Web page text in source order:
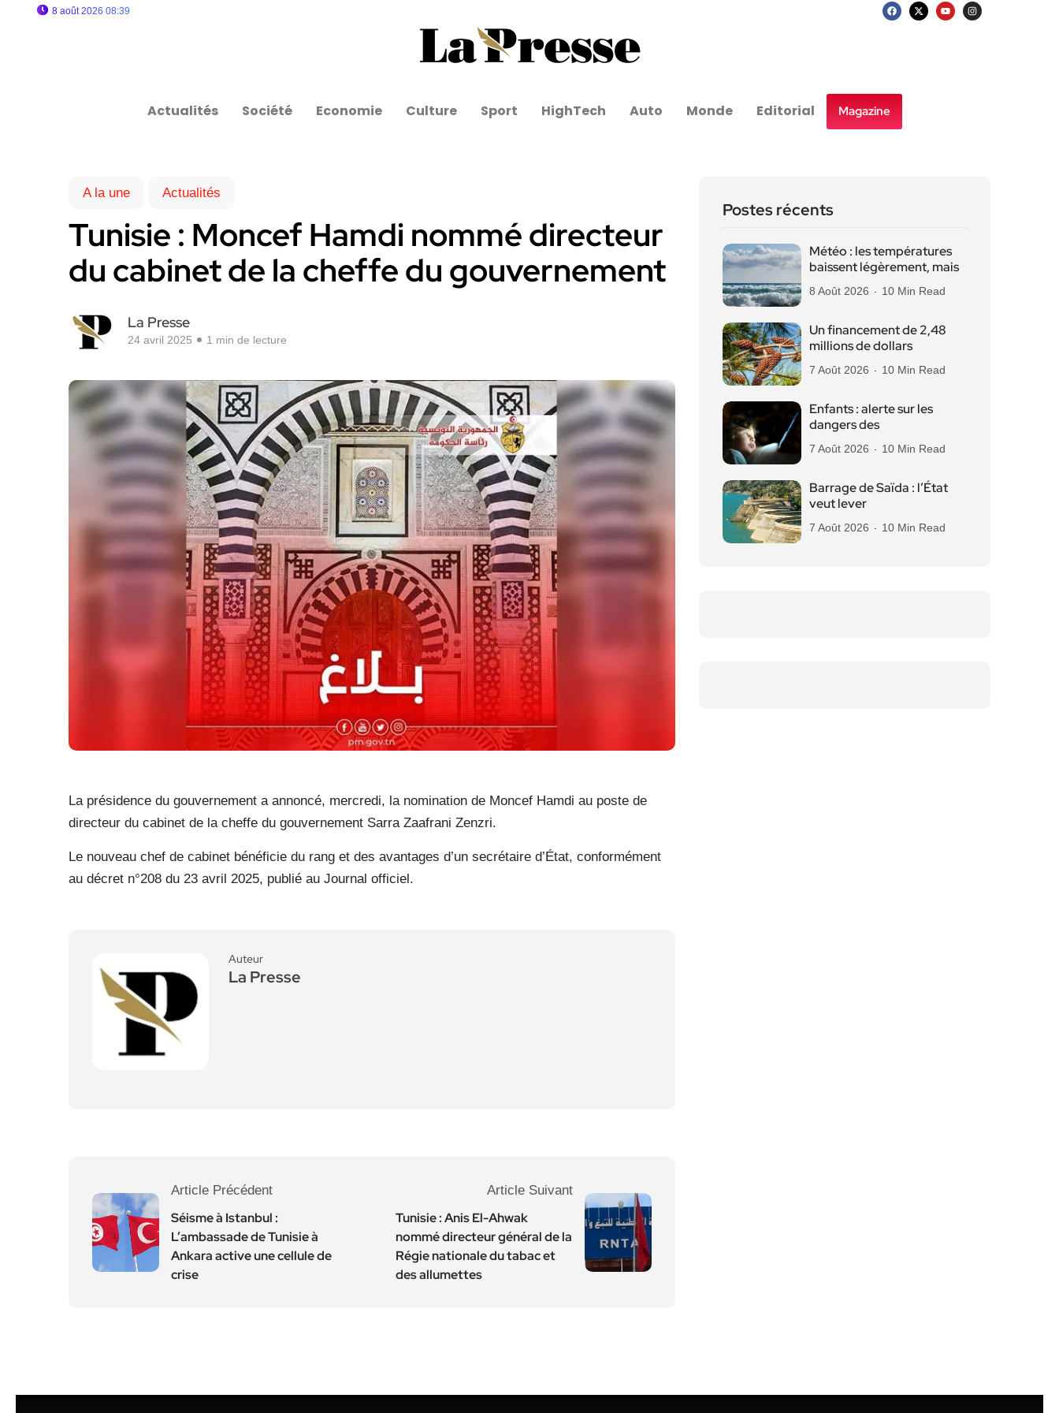
8 août 2026 08:39
Actualités Société Economie Culture Sport HighTech Auto Monde Editorial Magazine
A la une Actualités
Tunisie : Moncef Hamdi nommé directeur
du cabinet de la cheffe du gouvernement
La Presse
24 avril 2025 1 min de lecture
La présidence du gouvernement a annoncé, mercredi, la nomination de Moncef Hamdi au poste de
directeur du cabinet de la cheffe du gouvernement Sarra Zaafrani Zenzri.
Le nouveau chef de cabinet bénéficie du rang et des avantages d’un secrétaire d’État, conformément
au décret n°208 du 23 avril 2025, publié au Journal officiel.
Auteur
La Presse
Article Précédent
Séisme à Istanbul :
L’ambassade de Tunisie à
Ankara active une cellule de
crise
Article Suivant
Tunisie : Anis El-Ahwak
nommé directeur général de la
Régie nationale du tabac et
des allumettes
Postes récents
Météo : les températures
baissent légèrement, mais
8 Août 2026 10 Min Read
Un financement de 2,48
millions de dollars
7 Août 2026 10 Min Read
Enfants : alerte sur les
dangers des
7 Août 2026 10 Min Read
Barrage de Saïda : l’État
veut lever
7 Août 2026 10 Min Read